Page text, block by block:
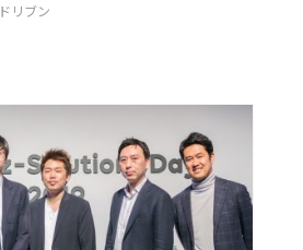
リブン